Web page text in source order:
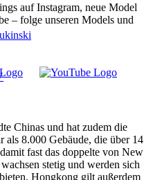
auf Instagram, neue Model
– folge unseren Models und
Chinas und hat zudem die
als 8.000 Gebäude, die über 14
fast das doppelte von New
stetig und werden sich
Hongkong gilt außerdem